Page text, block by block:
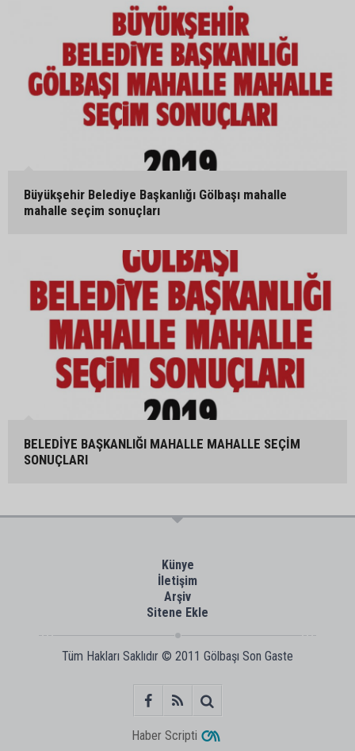
Büyükşehir Belediye Başkanlığı Gölbaşı mahalle
mahalle seçim sonuçları
BELEDİYE BAŞKANLIĞI MAHALLE MAHALLE SEÇİM
SONUÇLARI
Künye
İletişim
Arşiv
Sitene Ekle
Tüm Hakları Saklıdır © 2011 Gölbaşı Son Gaste
Haber Scripti